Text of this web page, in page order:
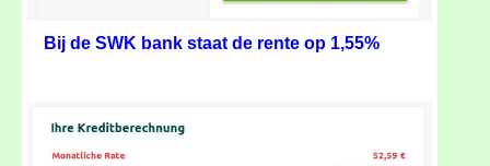
Bij de SWK bank staat de rente op 1,55%